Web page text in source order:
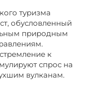
туризма
обусловленный
природным
к
спрос на
вулканам.